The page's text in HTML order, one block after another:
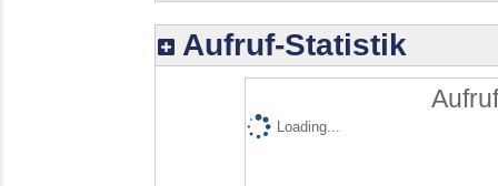
Aufruf-Statistik
Loading...